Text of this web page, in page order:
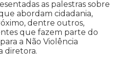
as palestras sobre
abordam cidadania,
dentre outros,
que fazem parte do
a Não Violência
diretora.